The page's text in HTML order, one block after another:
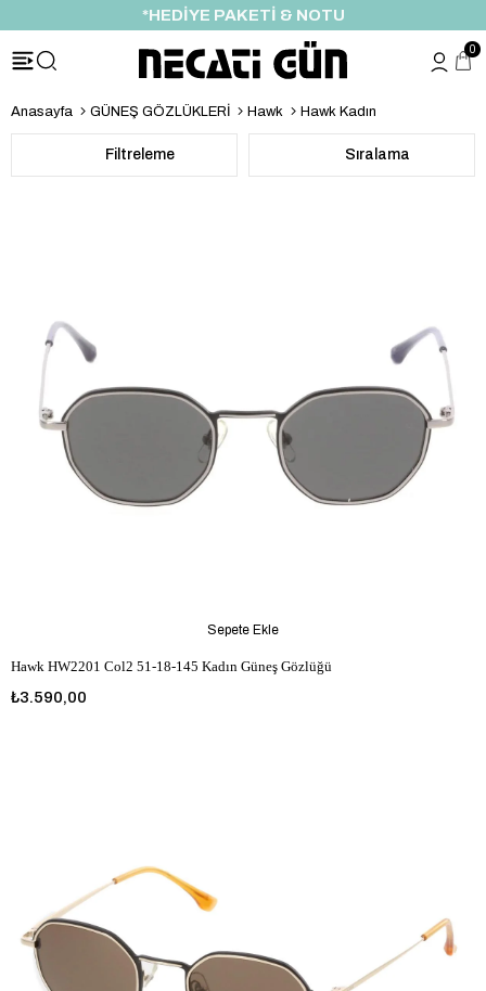
ÖZEL İNDİRİM FIRSATI
0
Anasayfa GÜNEŞ GÖZLÜKLERİ Hawk Hawk Kadın
Filtreleme Sıralama
Hawk HW2201 Col2 51-18-145 Kadın Güneş Gözlüğü
₺3.590,00
Sepete Ekle